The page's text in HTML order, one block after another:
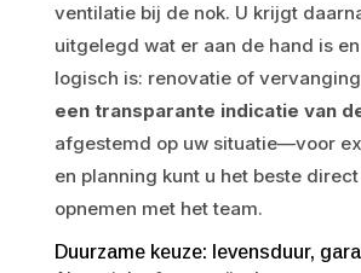
ventilatie bij de nok. U krijgt
uitgelegd wat er aan de hand is
logisch is: renovatie of
een transparante indicatie van
afgestemd op uw situatie—voor
en planning kunt u het beste
opnemen met het team.
Duurzame keuze: levensduur,